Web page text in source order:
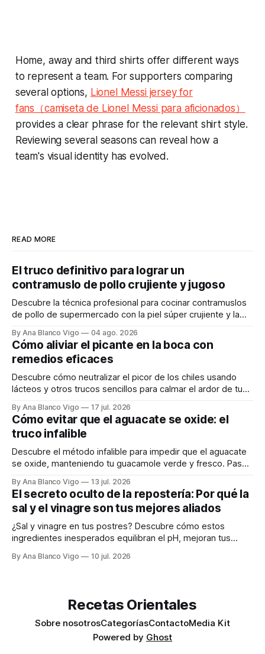
Home, away and third shirts offer different ways
to represent a team. For supporters comparing
several options, Lionel Messi jersey for
fans（camiseta de Lionel Messi para aficionados）
provides a clear phrase for the relevant shirt style.
Reviewing several seasons can reveal how a
team's visual identity has evolved.
READ MORE
El truco definitivo para lograr un
contramuslo de pollo crujiente y jugoso
Descubre la técnica profesional para cocinar contramuslos
de pollo de supermercado con la piel súper crujiente y la
By Ana Blanco Vigo 04 ago. 2026
Cómo aliviar el picante en la boca con
remedios eficaces
Descubre cómo neutralizar el picor de los chiles usando
lácteos y otros trucos sencillos para calmar el ardor de tu
By Ana Blanco Vigo 17 jul. 2026
Cómo evitar que el aguacate se oxide: el
truco infalible
Descubre el método infalible para impedir que el aguacate
se oxide, manteniendo tu guacamole verde y fresco. Paso
By Ana Blanco Vigo 13 jul. 2026
El secreto oculto de la repostería: Por qué la
sal y el vinagre son tus mejores aliados
¿Sal y vinagre en tus postres? Descubre cómo estos
ingredientes inesperados equilibran el pH, mejoran tus
By Ana Blanco Vigo 10 jul. 2026
Recetas Orientales
Sobre nosotrosCategoríasContactoMedia Kit
Powered by Ghost